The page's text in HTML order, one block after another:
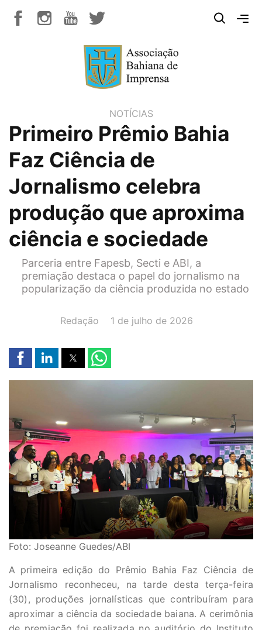
NOTÍCIAS
Primeiro Prêmio Bahia
Faz Ciência de
Jornalismo celebra
produção que aproxima
ciência e sociedade
Parceria entre Fapesb, Secti e ABI, a
premiação destaca o papel do jornalismo na
popularização da ciência produzida no estado
AUTOR(A):
Redação DATA:
1 de julho de 2026
Foto: Joseanne Guedes/ABI
A primeira edição do Prêmio Bahia Faz Ciência de
Jornalismo reconheceu, na tarde desta terça-feira
(30), produções jornalísticas que contribuíram para
aproximar a ciência da sociedade baiana. A cerimônia